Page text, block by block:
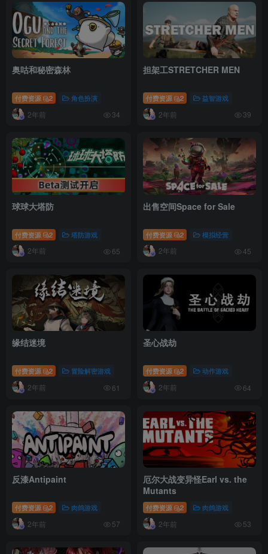
奥咕和秘密森林
付费资源 2 角色扮演
2年前 34
担架工STRETCHER MEN
付费资源 2 益智游戏
2年前 39
球球大塔防
付费资源 2 塔防游戏
2年前 65
出售空间Space for Sale
付费资源 2 模拟经营
2年前 45
缘结迷境
付费资源 2 冒险解密游戏
2年前 61
圣心战劫
付费资源 2 动作游戏
2年前 64
反漆Antipaint
付费资源 2 肉鸽游戏
2年前 57
厄尔大战变异怪Earl vs. the
Mutants
付费资源 2 肉鸽游戏
2年前 53